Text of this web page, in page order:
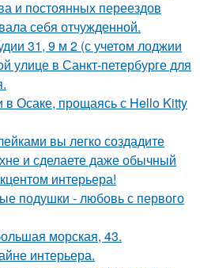
и постоянных переездов
себя отчужденной.
31, 9 м 2 (с учетом лоджии
улице в Санкт-петербурге для
Осаке, прощаясь с Hello Kitty
вы легко создадите
и сделаете даже обычный
интерьера!
подушки - любовь с первого
морская, 43.
интерьера.